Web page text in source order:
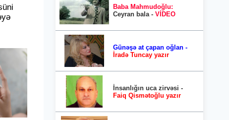
Baba Mahmudoğlu:
Ceyran bala - VİDEO
Günəşə at çapan oğlan -
İradə Tuncay yazır
İnsanlığın uca zirvəsi -
Faiq Qismətoğlu yazır